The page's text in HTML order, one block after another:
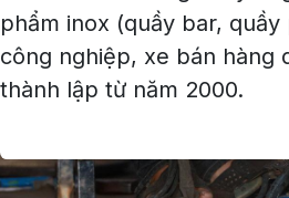
phẩm inox (quầy bar,
công nghiệp, xe bán hàng
thành lập từ năm 2000.